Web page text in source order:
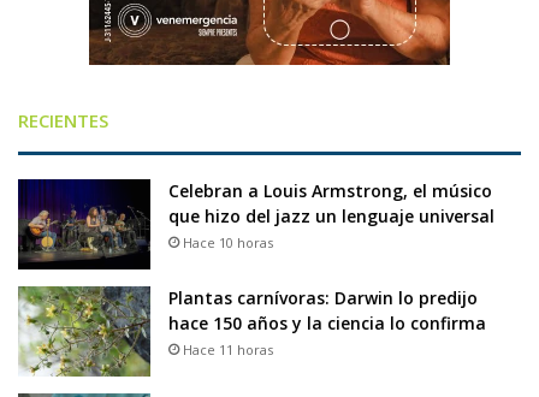
RECIENTES
Celebran a Louis Armstrong, el músico
que hizo del jazz un lenguaje universal
Hace 10 horas
Plantas carnívoras: Darwin lo predijo
hace 150 años y la ciencia lo confirma
Hace 11 horas